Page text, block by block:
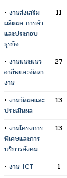
• งานส่งเสริม
ผลิตผล การค้า
และประกอบ
ธุรกิจ
11
• งานแนะแนว
อาชีพและจัดหา
งาน
27
• งานวัดผลและ
ประเมินผล
13
• งานโครงการ
พิเศษและการ
บริการสังคม
13
• งาน ICT
1